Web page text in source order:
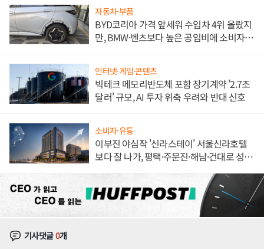
자동차·부품
BYD코리아 가격 앞세워 수입차 4위 올랐지
만, BMW·벤츠보다 높은 공임비에 소비자
인터넷·게임·콘텐츠
빅테크 메모리반도체 포함 장기계약 '2.7조
달러' 규모, AI 투자 위축 우려와 반대 신호
소비자·유통
이부진 야심작 '신라스테이' 서울신라호텔
보다 잘 나가, 평택·주문진·해남·건대로 성
기사댓글0개